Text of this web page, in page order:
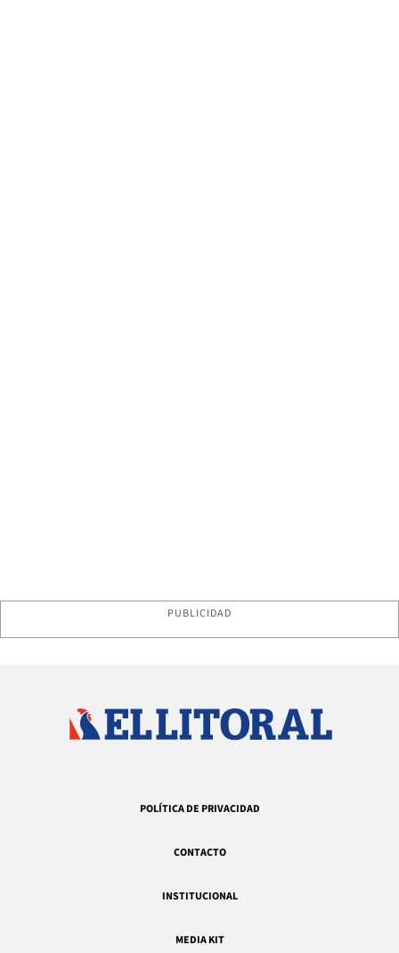
PUBLICIDAD
POLÍTICA DE PRIVACIDAD
CONTACTO
INSTITUCIONAL
MEDIA KIT